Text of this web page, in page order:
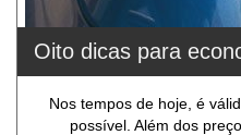
Oito dicas para
Nos tempos de hoje, é
possível. Além dos